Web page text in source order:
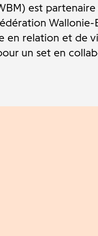
est
relation et de
un set en